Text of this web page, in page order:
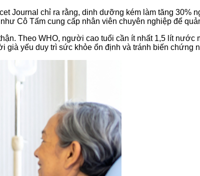
Journal chỉ ra rằng, dinh dưỡng kém làm tăng 30%
như Cô Tấm cung cấp nhân viên chuyên nghiệp để
Theo WHO, người cao tuổi cần ít nhất 1,5 lít nước
già yếu duy trì sức khỏe ổn định và tránh biến chứng